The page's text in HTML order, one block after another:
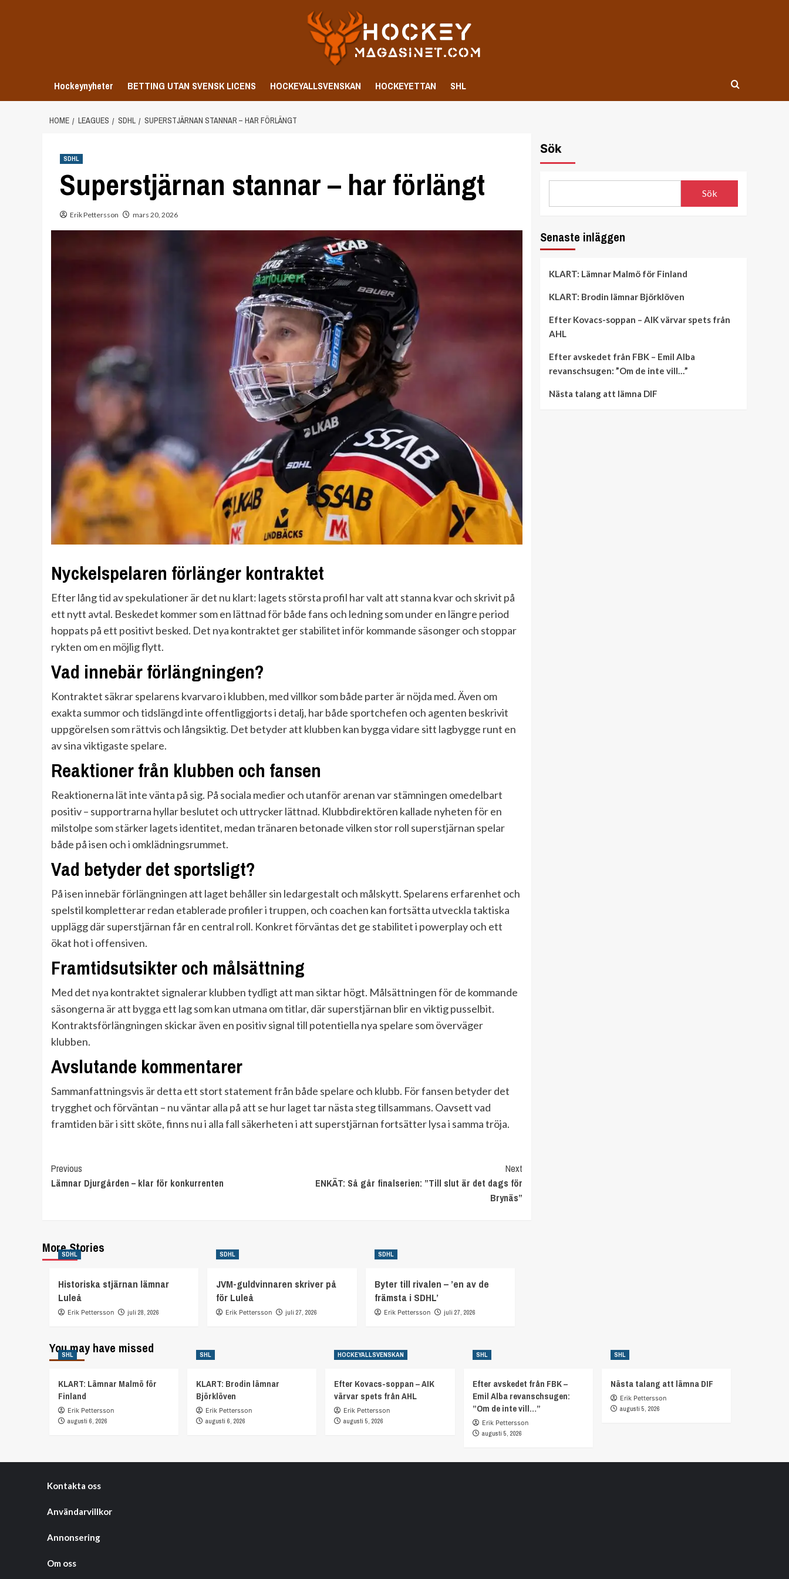
Hockeynyheter BETTING UTAN SVENSK LICENS HOCKEYALLSVENSKAN HOCKEYETTAN SHL
HOME LEAGUES SDHL SUPERSTJÄRNAN STANNAR – HAR FÖRLÄNGT
SDHL
Superstjärnan stannar – har förlängt
Erik Pettersson mars 20, 2026
Nyckelspelaren förlänger kontraktet
Efter lång tid av spekulationer är det nu klart: lagets största profil har valt att stanna kvar och skrivit på
ett nytt avtal. Beskedet kommer som en lättnad för både fans och ledning som under en längre period
hoppats på ett positivt besked. Det nya kontraktet ger stabilitet inför kommande säsonger och stoppar
rykten om en möjlig flytt.
Vad innebär förlängningen?
Kontraktet säkrar spelarens kvarvaro i klubben, med villkor som både parter är nöjda med. Även om
exakta summor och tidslängd inte offentliggjorts i detalj, har både sportchefen och agenten beskrivit
uppgörelsen som rättvis och långsiktig. Det betyder att klubben kan bygga vidare sitt lagbygge runt en
av sina viktigaste spelare.
Reaktioner från klubben och fansen
Reaktionerna lät inte vänta på sig. På sociala medier och utanför arenan var stämningen omedelbart
positiv – supportrarna hyllar beslutet och uttrycker lättnad. Klubbdirektören kallade nyheten för en
milstolpe som stärker lagets identitet, medan tränaren betonade vilken stor roll superstjärnan spelar
både på isen och i omklädningsrummet.
Vad betyder det sportsligt?
På isen innebär förlängningen att laget behåller sin ledargestalt och målskytt. Spelarens erfarenhet och
spelstil kompletterar redan etablerade profiler i truppen, och coachen kan fortsätta utveckla taktiska
upplägg där superstjärnan får en central roll. Konkret förväntas det ge stabilitet i powerplay och ett
ökat hot i offensiven.
Framtidsutsikter och målsättning
Med det nya kontraktet signalerar klubben tydligt att man siktar högt. Målsättningen för de kommande
säsongerna är att bygga ett lag som kan utmana om titlar, där superstjärnan blir en viktig pusselbit.
Kontraktsförlängningen skickar även en positiv signal till potentiella nya spelare som överväger
klubben.
Avslutande kommentarer
Sammanfattningsvis är detta ett stort statement från både spelare och klubb. För fansen betyder det
trygghet och förväntan – nu väntar alla på att se hur laget tar nästa steg tillsammans. Oavsett vad
framtiden bär i sitt sköte, finns nu i alla fall säkerheten i att superstjärnan fortsätter lysa i samma tröja.
Continue
Reading
Previous
Lämnar Djurgården – klar för konkurrenten
Next
ENKÄT: Så går finalserien: ”Till slut är det dags för
Brynäs”
More Stories
SDHL
Historiska stjärnan lämnar
Luleå
Erik Pettersson juli 28, 2026
SDHL
JVM-guldvinnaren skriver på
för Luleå
Erik Pettersson juli 27, 2026
SDHL
Byter till rivalen – ’en av de
främsta i SDHL’
Erik Pettersson juli 27, 2026
Sök
Sök
Senaste inläggen
KLART: Lämnar Malmö för Finland
KLART: Brodin lämnar Björklöven
Efter Kovacs-soppan – AIK värvar spets från
AHL
Efter avskedet från FBK – Emil Alba
revanschsugen: ”Om de inte vill…”
Nästa talang att lämna DIF
You may have missed
SHL
KLART: Lämnar Malmö för
Finland
Erik Pettersson
augusti 6, 2026
SHL
KLART: Brodin lämnar
Björklöven
Erik Pettersson
augusti 6, 2026
HOCKEYALLSVENSKAN
Efter Kovacs-soppan – AIK
värvar spets från AHL
Erik Pettersson
augusti 5, 2026
SHL
Efter avskedet från FBK –
Emil Alba revanschsugen:
”Om de inte vill…”
Erik Pettersson
augusti 5, 2026
SHL
Nästa talang att lämna DIF
Erik Pettersson
augusti 5, 2026
Kontakta oss
Användarvillkor
Annonsering
Om oss